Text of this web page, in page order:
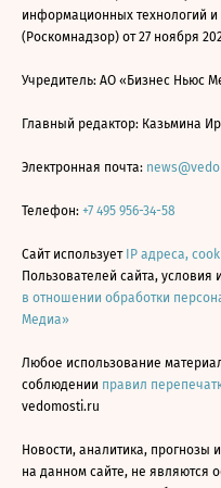
информационных технологий
(Роскомнадзор) от 27 ноября
Учредитель: АО «Бизнес Ньюс
Главный редактор: Казьмина
Электронная почта:
Телефон: +7 495 956-34-58
Сайт использует IP адреса,
Пользователей сайта, условия
в отношении обработки
Медиа»
Любое использование
соблюдении правил
vedomosti.ru
Новости, аналитика, прогнозы
на данном сайте, не являются